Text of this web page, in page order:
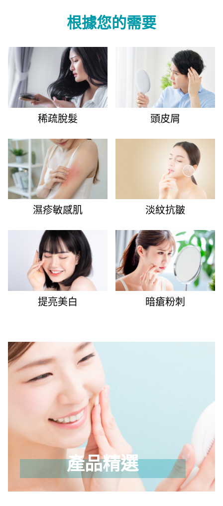
根據您的需要
稀疏脫髮 頭皮屑
濕疹敏感肌 淡紋抗皺
提亮美白 暗瘡粉刺
產品精選